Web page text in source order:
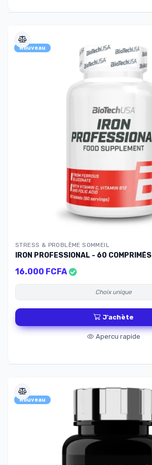
Nouveau
STRESS & PROBLÈME SOMMEIL
IRON PROFESSIONAL - 60 COMPRIMÉS
16.000 FCFA
Choix unique
J'achète
Apercu rapide
Nouveau